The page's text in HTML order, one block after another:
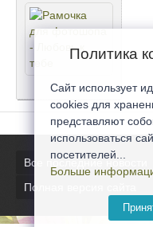
Все последние новости
Полная версия сайта
Политика
Сайт использует
cookies для
представляют
использоваться
посетителей...
Больше